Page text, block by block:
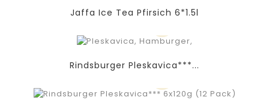
Jaffa Ice Tea Pfirsich 6*1.5l
Rindsburger Pleskavica***...